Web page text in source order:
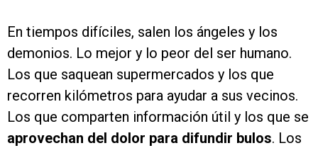
En tiempos difíciles, salen los ángeles y los
demonios. Lo mejor y lo peor del ser humano.
Los que saquean supermercados y los que
recorren kilómetros para ayudar a sus vecinos.
Los que comparten información útil y los que se
aprovechan del dolor para difundir bulos. Los